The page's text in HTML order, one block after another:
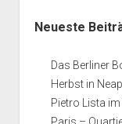
Neueste
Das Berliner
Herbst in
Pietro Lista im